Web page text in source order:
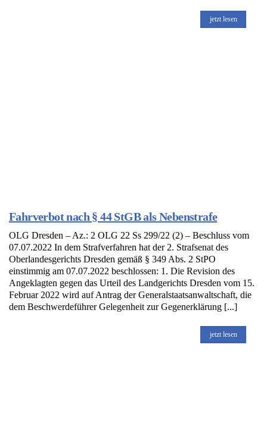
jetzt lesen
Fahrverbot nach § 44 StGB als Nebenstrafe
OLG Dresden – Az.: 2 OLG 22 Ss 299/22 (2) – Beschluss vom
07.07.2022 In dem Strafverfahren hat der 2. Strafsenat des
Oberlandesgerichts Dresden gemäß § 349 Abs. 2 StPO
einstimmig am 07.07.2022 beschlossen: 1. Die Revision des
Angeklagten gegen das Urteil des Landgerichts Dresden vom 15.
Februar 2022 wird auf Antrag der Generalstaatsanwaltschaft, die
dem Beschwerdeführer Gelegenheit zur Gegenerklärung [...]
jetzt lesen